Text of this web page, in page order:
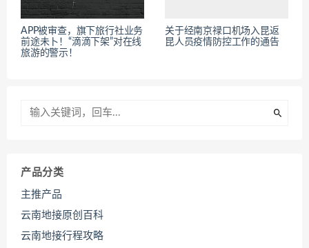
APP被审查，旗下旅行社业务
前途未卜！“滴滴下架”对在线
旅游的警示！
关于经南京禄口机场入昆返
昆人员疫情防控工作的通告
产品分类
主推产品
云南地接原创百科
云南地接行程攻略